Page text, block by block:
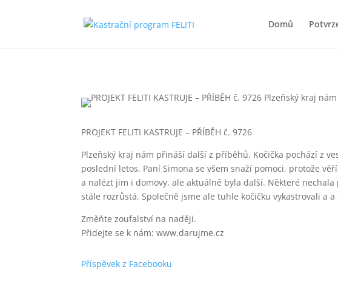
Domů
PROJEKT FELITI KASTRUJE – PŘÍBĚH č. 9726
Plzeňský kraj nám přináší další z příběhů. Kočička pochází z
poslední letos. Paní Simona se všem snaží pomoci, protože
a nalézt jim i domovy, ale aktuálně byla další. Některé
stále rozrůstá. Společně jsme ale tuhle kočičku vykastrovali a
Změňte zoufalství na naději.
Přidejte se k nám: www.darujme.cz
Příspěvek z Facebooku